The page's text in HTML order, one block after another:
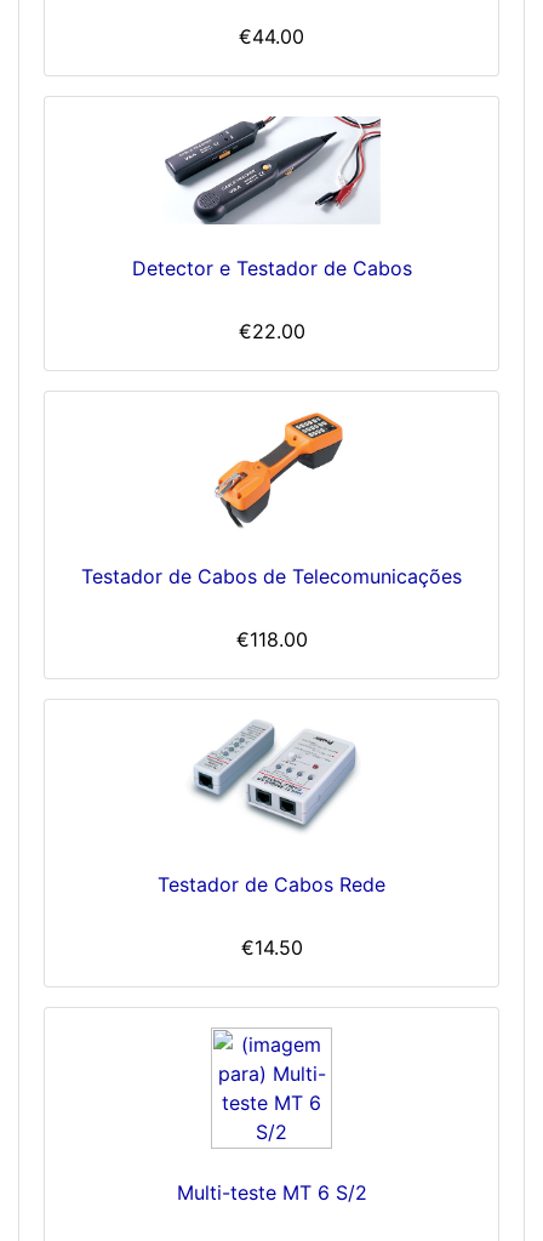
€44.00
Detector e Testador de Cabos
€22.00
Testador de Cabos de Telecomunicações
€118.00
Testador de Cabos Rede
€14.50
Multi-teste MT 6 S/2